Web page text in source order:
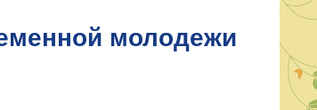
молодежи